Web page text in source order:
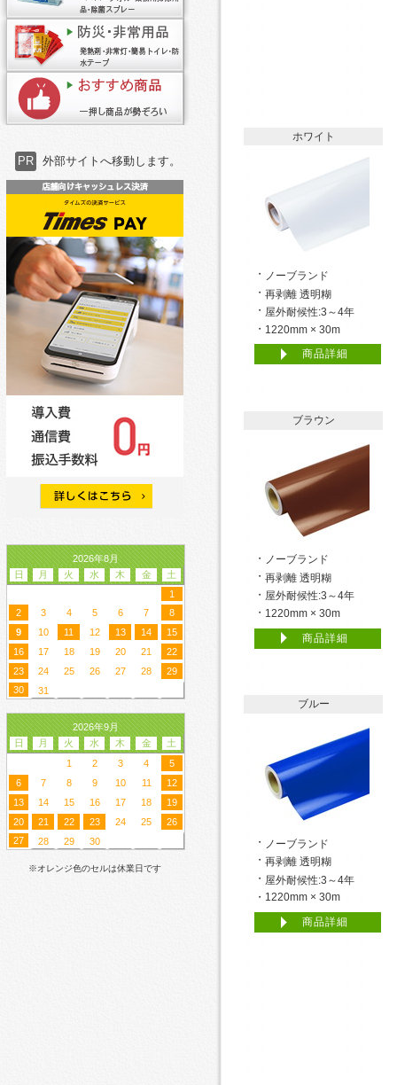
PR 外部サイトへ移動します。
2026年8月
日
月 火 水 木 金
土
1
2
3 4 5 6 7
8
9
10 11 12 13 14
15
16
17 18 19 20 21
22
23
24 25 26 27 28
29
30
31
2026年9月
日
月 火 水 木 金
土
1
2 3 4
5
6
7 8 9 10 11
12
13
14 15 16 17 18
19
20
21 22 23 24 25
26
27
28 29 30
※オレンジ色のセルは休業日です
ホワイト
ノーブランド
再剥離 透明糊
屋外耐候性:3～4年
1220mm × 30m
商品詳細
ブラウン
ノーブランド
再剥離 透明糊
屋外耐候性:3～4年
1220mm × 30m
商品詳細
ブルー
ノーブランド
再剥離 透明糊
屋外耐候性:3～4年
1220mm × 30m
商品詳細